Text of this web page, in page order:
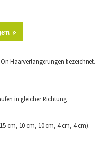
»
Haarverlängerungen bezeichnet.
in gleicher Richtung.
cm, 10 cm, 10 cm, 4 cm, 4 cm).